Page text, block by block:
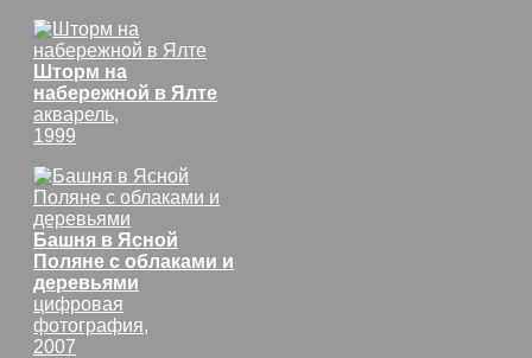
Шторм на
набережной в Ялте
акварель,
1999
Башня в Ясной
Поляне с облаками и
деревьями
цифровая
фотография,
2007